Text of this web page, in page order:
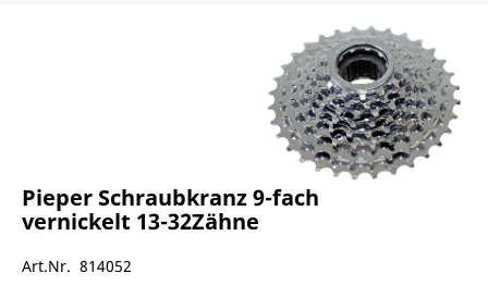
Pieper Schraubkranz 9-fach
vernickelt 13-32Zähne
Art.Nr. 814052